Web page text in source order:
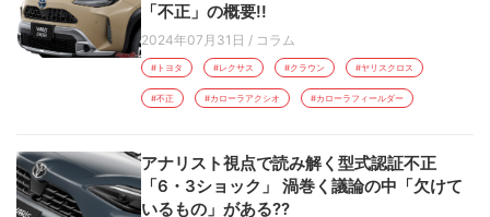
「不正」の概要!!
2024年07月31日 / コラム
#トヨタ #レクサス #クラウン #ヤリスクロス
#不正 #カローラアクシオ #カローラフィールダー
アナリスト視点で読み解く型式認証不正
「6・3ショック」 渦巻く議論の中「欠けて
いるもの」がある??